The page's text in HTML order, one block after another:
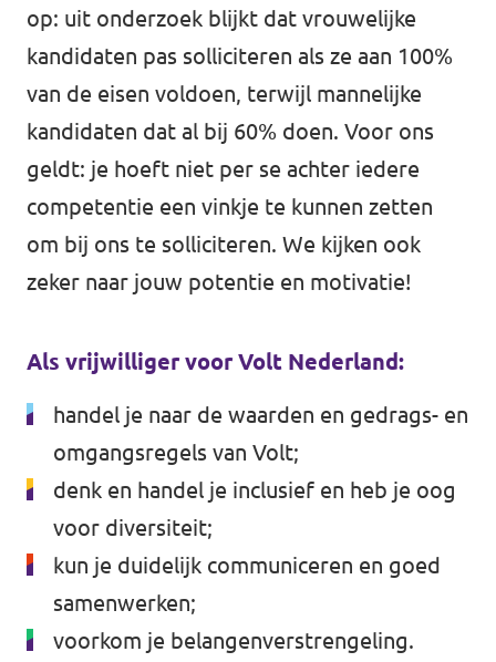
op: uit onderzoek blijkt dat vrouwelijke
kandidaten pas solliciteren als ze aan 100%
van de eisen voldoen, terwijl mannelijke
kandidaten dat al bij 60% doen. Voor ons
geldt: je hoeft niet per se achter iedere
competentie een vinkje te kunnen zetten
om bij ons te solliciteren. We kijken ook
zeker naar jouw potentie en motivatie!
Als vrijwilliger voor Volt Nederland:
handel je naar de waarden en gedrags- en
omgangsregels van Volt;
denk en handel je inclusief en heb je oog
voor diversiteit;
kun je duidelijk communiceren en goed
samenwerken;
voorkom je belangenverstrengeling.